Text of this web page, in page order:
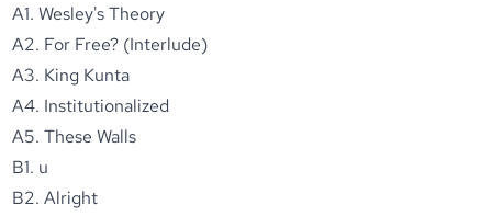
A1. Wesley's Theory
A2. For Free? (Interlude)
A3. King Kunta
A4. Institutionalized
A5. These Walls
B1. u
B2. Alright